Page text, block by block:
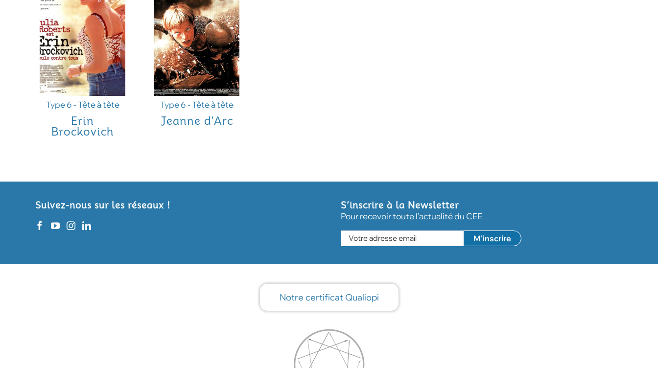
Type 6 - Tête à tête
Erin
Brockovich
Type 6 - Tête à tête
Jeanne d’Arc
Suivez-nous sur les réseaux !
S’inscrire à la Newsletter
Pour recevoir toute l'actualité du CEE
Notre certificat Qualiopi